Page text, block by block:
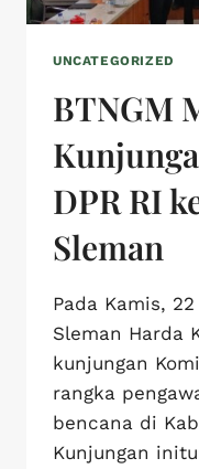
UNCATEGORIZED
BTNGM
DPR RI
Sleman
Pada Kamis,
Sleman Harda
kunjungan
rangka
bencana di
Kunjungan